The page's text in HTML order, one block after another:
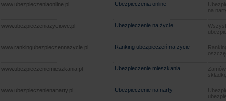
www.ubezpieczeniaonline.pl
Ubezpieczenia online
na
www.ubezpieczeniazyciowe.pl Ubezpieczenie na życie
www.rankingubezpieczennazycie.pl Ranking ubezpieczeń na życie
www.ubezpieczeniemieszkania.pl Ubezpieczenie mieszkania
www.ubezpieczenienanarty.pl Ubezpieczenie na narty